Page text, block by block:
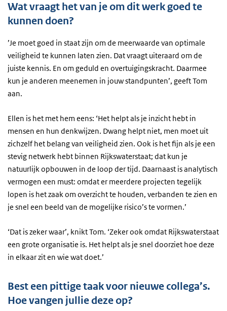
Wat vraagt het van je om dit werk goed te
kunnen doen?
’Je moet goed in staat zijn om de meerwaarde van optimale
veiligheid te kunnen laten zien. Dat vraagt uiteraard om de
juiste kennis. En om geduld en overtuigingskracht. Daarmee
kun je anderen meenemen in jouw standpunten’, geeft Tom
aan.
Ellen is het met hem eens: ‘Het helpt als je inzicht hebt in
mensen en hun denkwijzen. Dwang helpt niet, men moet uit
zichzelf het belang van veiligheid zien. Ook is het fijn als je een
stevig netwerk hebt binnen Rijkswaterstaat; dat kun je
natuurlijk opbouwen in de loop der tijd. Daarnaast is analytisch
vermogen een must: omdat er meerdere projecten tegelijk
lopen is het zaak om overzicht te houden, verbanden te zien en
je snel een beeld van de mogelijke risico’s te vormen.’
‘Dat is zeker waar’, knikt Tom. ‘Zeker ook omdat Rijkswaterstaat
een grote organisatie is. Het helpt als je snel doorziet hoe deze
in elkaar zit en wie wat doet.’
Best een pittige taak voor nieuwe collega’s.
Hoe vangen jullie deze op?